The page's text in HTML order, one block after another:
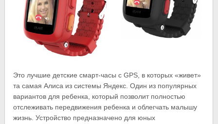
Это лучшие детские смарт-часы с GPS, в которых «живет»
та самая Алиса из системы Яндекс. Один из популярных
вариантов для ребенка, который позволит полностью
отслеживать передвижения ребенка и облегчать малышу
жизнь. Устройство предназначено для юных